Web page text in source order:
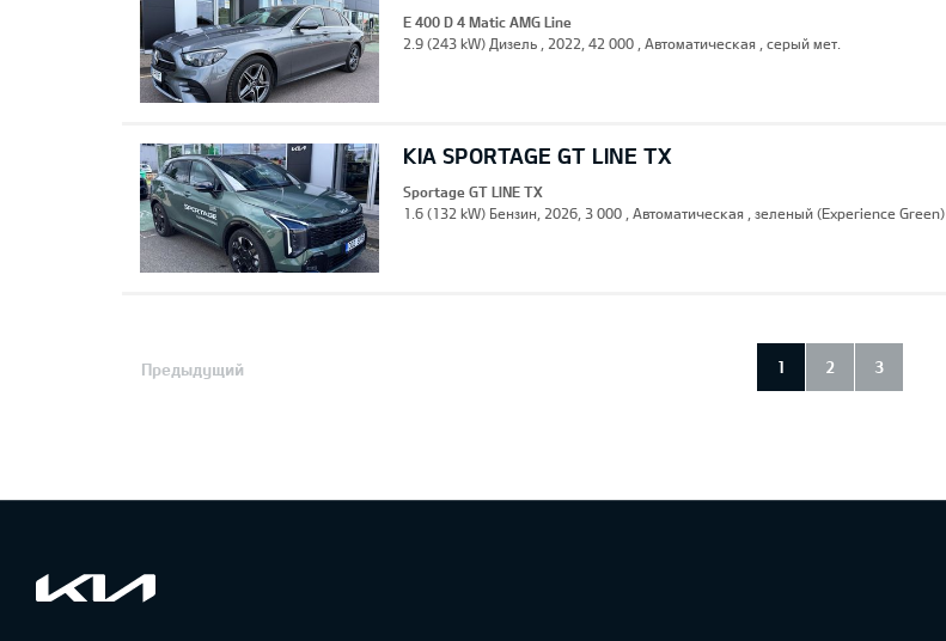
E 400 D 4 Matic AMG Line
2.9 (243 kW) Дизель , 2022, 42 000 , Автоматическая , серый мет.
KIA SPORTAGE GT LINE TX
Sportage GT LINE TX
1.6 (132 kW) Бензин, 2026, 3 000 , Автоматическая , зеленый (Experience Green)
Предыдущий 1 2 3